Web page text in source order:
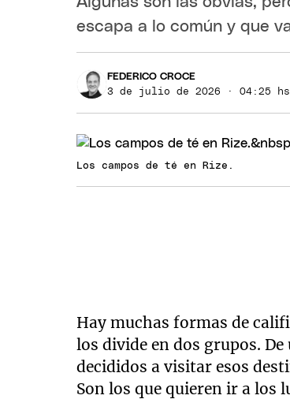
escapa a lo común y que
FEDERICO CROCE
3 de julio de 2026 · 04:25 hs
Los campos de té en Rize.
Hay muchas formas de
los divide en dos grupos.
decididos a visitar esos
Son los que quieren ir a los